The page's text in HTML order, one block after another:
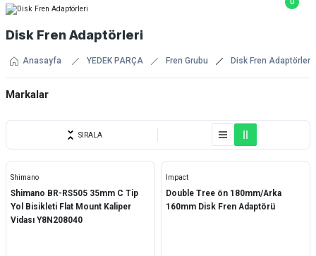
0
Disk Fren Adaptörleri
Anasayfa YEDEK PARÇA Fren Grubu Disk Fren Adaptörleri
Markalar
Double Tree
Impact
Shimano
SIRALA
Shimano
Shimano BR-RS505 35mm C Tip
Yol Bisikleti Flat Mount Kaliper
Vidası Y8N208040
Impact
Double Tree ön 180mm/Arka
160mm Disk Fren Adaptörü